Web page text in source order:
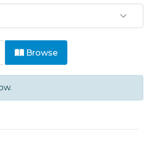
- COM - Outras
Browse